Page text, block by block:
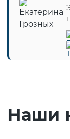
Наши